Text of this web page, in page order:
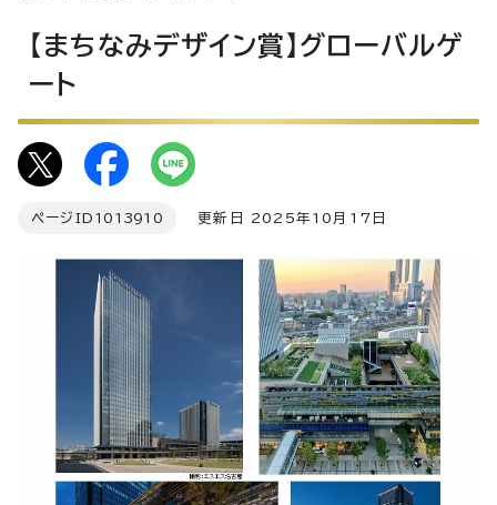
【まちなみデザイン賞】グローバルゲ
ート
ページID 1013910 更新日 2025年10月17日